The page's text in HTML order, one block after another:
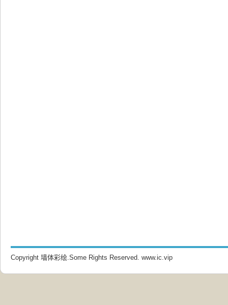
Copyright 墙体彩绘.Some Rights Reserved. www.ic.vip